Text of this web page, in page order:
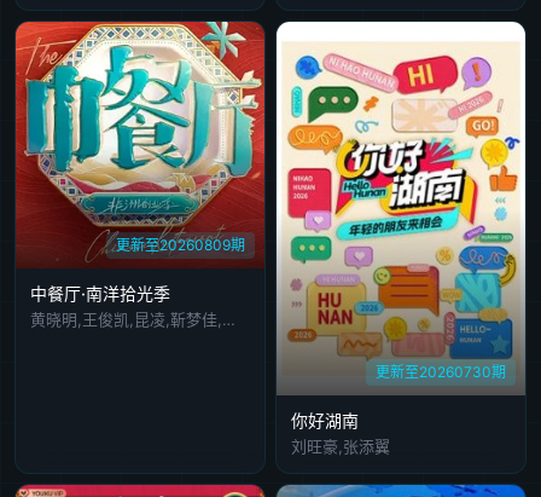
更新至20260809期
中餐厅·南洋拾光季
黄晓明,王俊凯,昆凌,靳梦佳,张雅琪,林述巍,戴军,瞿颖,汪涵,尹浩宇,袁一琦
更新至20260730期
你好湖南
刘旺豪,张添翼